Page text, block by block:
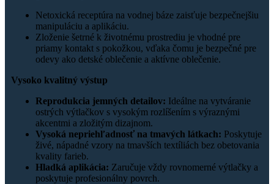
Netoxická receptúra ​​na vodnej báze zaisťuje bezpečnejšiu
manipuláciu a aplikáciu.
Zloženie šetrné k životnému prostrediu je vhodné pre
priamy kontakt s pokožkou, vďaka čomu je bezpečné pre
odevy ako detské oblečenie a aktívne oblečenie.
Vysoko kvalitný výstup
Reprodukcia jemných detailov: Ideálne na vytváranie
ostrých výtlačkov s vysokým rozlíšením s výraznými
akcentmi a zložitým dizajnom.
Vysoká nepriehľadnosť na tmavých látkach: Poskytuje
živé, nápadné vzory na tmavších textíliách bez obetovania
kvality farieb.
Hladká aplikácia: Zaručuje vždy rovnomerné výtlačky a
poskytuje profesionálny povrch.